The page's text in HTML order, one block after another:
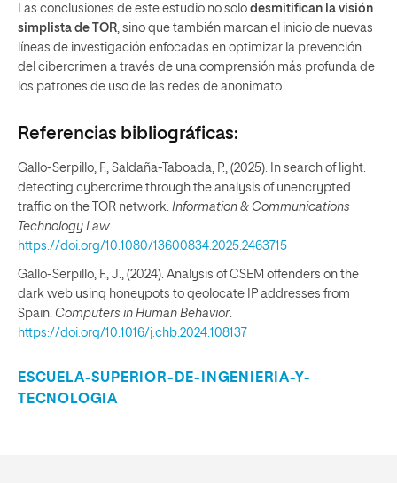
Las conclusiones de este estudio no solo desmitifican la visión
simplista de TOR , sino que también marcan el inicio de nuevas
líneas de investigación enfocadas en optimizar la prevención
del cibercrimen a través de una comprensión más profunda de
los patrones de uso de las redes de anonimato.
Referencias bibliográficas:
Gallo-Serpillo, F., Saldaña-Taboada, P., (2025). In search of light:
detecting cybercrime through the analysis of unencrypted
traffic on the TOR network. Information & Communications
Technology Law
https://doi.org/10.1080/13600834.2025.2463715
Gallo-Serpillo, F., J., (2024). Analysis of CSEM offenders on the
dark web using honeypots to geolocate IP addresses from
Spain. Computers in Human Behavior.
https://doi.org/10.1016/j.chb.2024.108137
ESCUELA-SUPERIOR-DE-INGENIERIA-Y-
TECNOLOGIA